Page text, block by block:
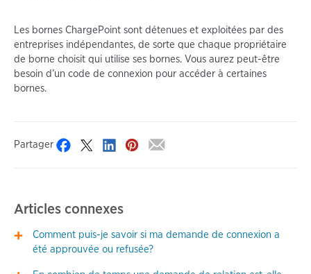
Les bornes ChargePoint sont détenues et exploitées par des
entreprises indépendantes, de sorte que chaque propriétaire
de borne choisit qui utilise ses bornes. Vous aurez peut-être
besoin d’un code de connexion pour accéder à certaines
bornes.
Partager
Articles connexes
Comment puis-je savoir si ma demande de connexion a
été approuvée ou refusée?